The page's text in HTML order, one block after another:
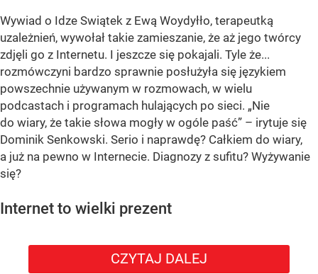
Wywiad o Idze Swiątek z Ewą Woydyłło, terapeutką
uzależnień, wywołał takie zamieszanie, że aż jego twórcy
zdjęli go z Internetu. I jeszcze się pokajali. Tyle że...
rozmówczyni bardzo sprawnie posłużyła się językiem
powszechnie używanym w rozmowach, w wielu
podcastach i programach hulających po sieci. „Nie
do wiary, że takie słowa mogły w ogóle paść” – irytuje się
Dominik Senkowski. Serio i naprawdę? Całkiem do wiary,
a już na pewno w Internecie. Diagnozy z sufitu? Wyżywanie
się?
Internet to wielki prezent
CZYTAJ DALEJ